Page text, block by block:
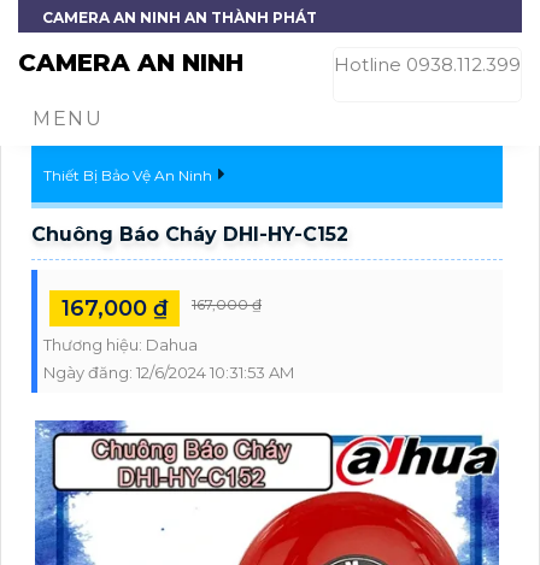
CAMERA AN NINH AN THÀNH PHÁT
CAMERA AN NINH Hotline 0938.112.399
MENU
Thiết Bị Bảo Vệ An Ninh
Chuông Báo Cháy DHI-HY-C152
167,000 ₫ 167,000 ₫
Thương hiệu: Dahua
Ngày đăng: 12/6/2024 10:31:53 AM